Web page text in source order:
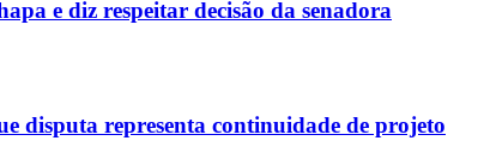
e diz respeitar decisão da senadora
disputa representa continuidade de projeto